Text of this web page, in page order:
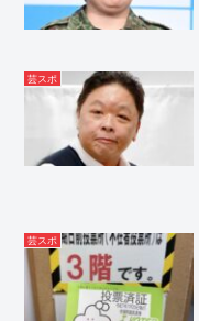
芸スポ
芸スポ